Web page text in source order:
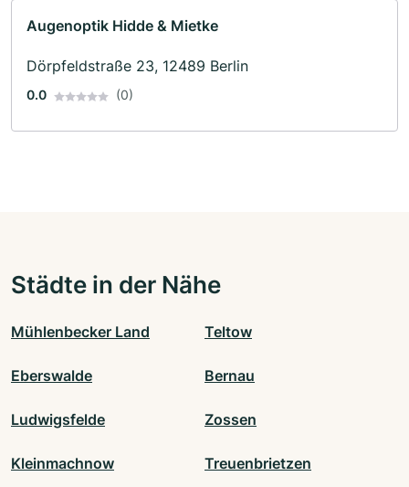
Augenoptik Hidde & Mietke
Dörpfeldstraße 23, 12489 Berlin
0.0 (0)
Städte in der Nähe
Mühlenbecker Land Teltow
Eberswalde Bernau
Ludwigsfelde Zossen
Kleinmachnow Treuenbrietzen